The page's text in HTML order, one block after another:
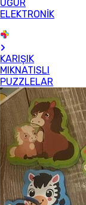
UĞUR
ELEKTRONİK
KARIŞIK
MIKNATISLI
PUZZLELAR